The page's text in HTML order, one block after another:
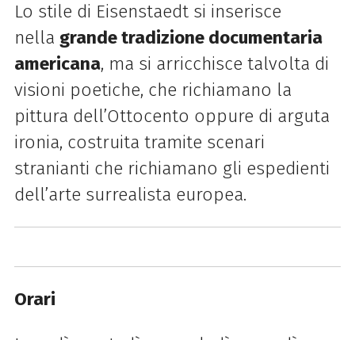
Lo stile di Eisenstaedt si inserisce
nella grande tradizione documentaria
americana, ma si arricchisce talvolta di
visioni poetiche, che richiamano la
pittura dell’Ottocento oppure di arguta
ironia, costruita tramite scenari
stranianti che richiamano gli espedienti
dell’arte surrealista europea.
Orari